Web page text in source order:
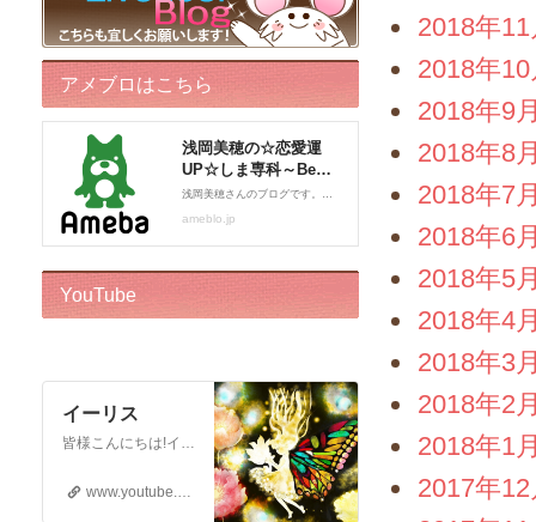
2018年11
2018年10
2018年9
2018年8
2018年7
2018年6
2018年5
2018年4
2018年3
2018年2
2018年1
2017年12
アメブロはこちら
YouTube
イーリス
皆様こんにちは!イーリスです! ドリーバーチュー博士公認 エンジェル・イントゥイティブ（AI）™です。 心理カウンセラー、カードセラピスト、アドバイザー、執筆をしております。 このチャンネルはボランティアでお届けしております。私自身がオラクルカードに救われた一人なので、 誰かのお役に立ちたいという気持ちからスタートいたしました! ※2018年12月22日から…
www.youtube.com